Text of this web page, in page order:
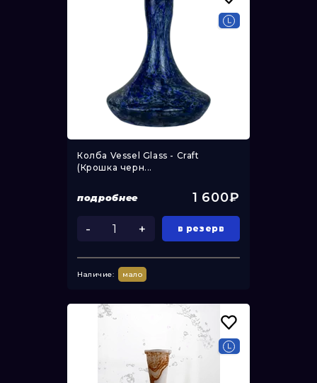
Колба Vessel Glass - Craft
(Крошка черн...
подробнее 1 600₽
- + в резерв
Наличие: мало